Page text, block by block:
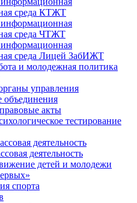
среда КТЖТ
среда ЧТЖТ
среда Лицей ЗабИЖТ
и молодежная политика
управления
объединения
акты
тестирование
деятельность
деятельность
детей и молодежи
спорта